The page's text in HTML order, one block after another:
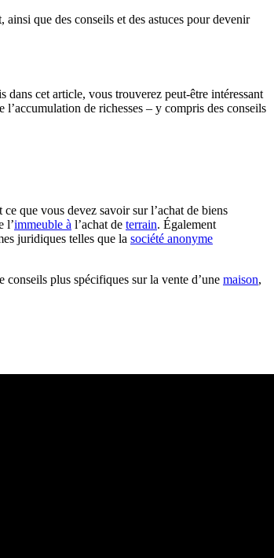
que des conseils et des astuces pour devenir
cet article, vous trouverez peut-être intéressant
de richesses – y compris des conseils
que vous devez savoir sur l’achat de biens
l’immeuble à l’achat de terrain. Également
juridiques telles que la société anonyme
conseils plus spécifiques sur la vente d’une maison,